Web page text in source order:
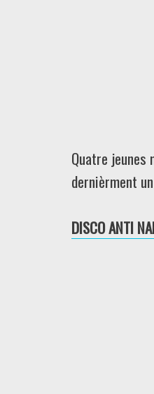
Quatre jeunes
dernièrment
DISCO ANTI